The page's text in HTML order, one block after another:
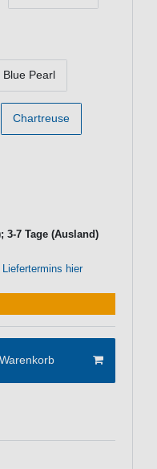
Blue Pearl
Chartreuse
3-7 Tage (Ausland)
hier